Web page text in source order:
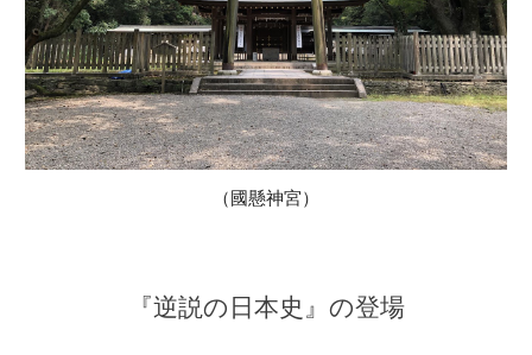
（國懸神宮）
『逆説の日本史』の登場